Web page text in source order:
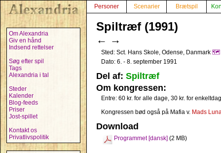
Om Alexandria
Giv en hånd
Indsend rettelser
Søg efter spil
Tags
Alexandria i tal
Steder
Kalender
Blog-feeds
Priser
Jost-spillet
Kontakt os
Privatlivspolitik
Personer Scenarier Brætspil
Spiltræf (1991)
← →
Sted: Sct. Hans Skole, Odense, Danmark 🗺️
Dato: 6. - 8. september 1991
Del af: Spiltræf
Om kongressen:
Entre: 60 kr. for alle dage, 30 kr. for
Kongressen bød også på Mafia v. Mads
Download
Programmet [dansk] (2 MB)